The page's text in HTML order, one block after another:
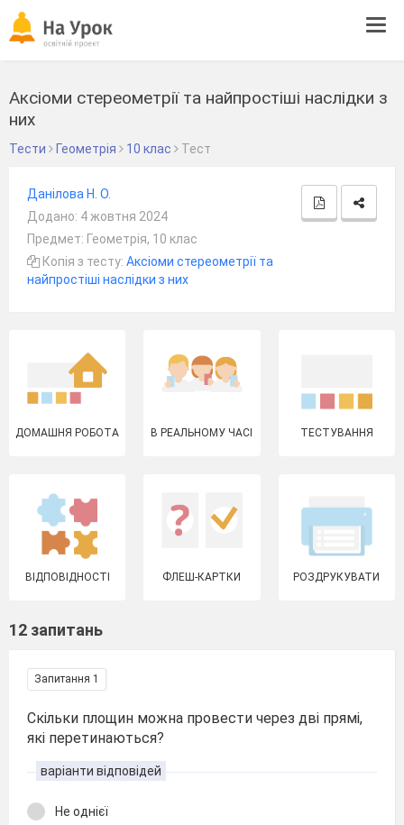
Аксіоми стереометрії та найпростіші наслідки з
них
Тести Геометрія 10 клас Тест
Данілова Н. О.
Додано: 4 жовтня 2024
Предмет: Геометрія, 10 клас
Копія з тесту: Аксіоми стереометрії та
найпростіші наслідки з них
ДОМАШНЯ РОБОТА В РЕАЛЬНОМУ ЧАСІ ТЕСТУВАННЯ
ВІДПОВІДНОСТІ ФЛЕШ-КАРТКИ РОЗДРУКУВАТИ
12 запитань
Запитання 1
Скільки площин можна провести через дві прямі,
які перетинаються?
варіанти відповідей
Не однієї